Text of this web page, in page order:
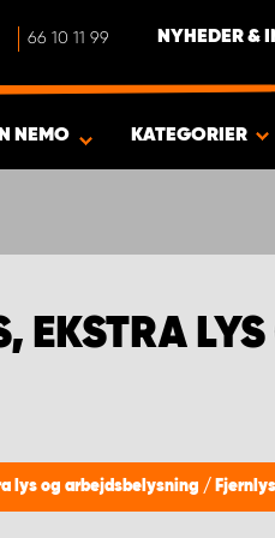
66 10 11 99 NYHEDER &
NEMO KATEGORIER
EKSTRA
lys og arbejdsbelysning /